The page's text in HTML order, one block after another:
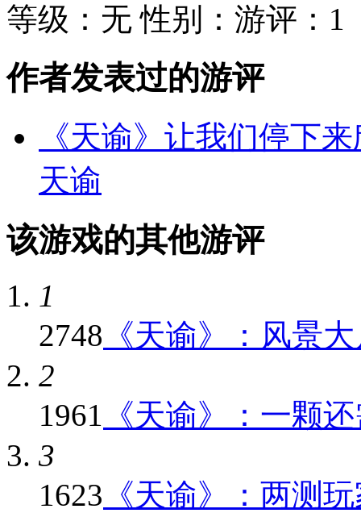
等级： 无 性别： 游评： 1
作者发表过的游评
《天谕》让我们停下
天谕
该游戏的其他游评
1
2748 《天谕》：风景
2
1961
《天谕》：一颗
3
1623 《天谕》：两测